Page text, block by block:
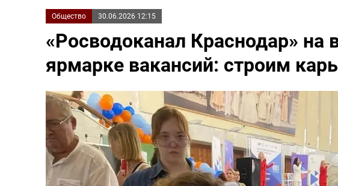
Общество 30.06.2026 12:15
«Росводоканал Краснодар» на
ярмарке вакансий: строим